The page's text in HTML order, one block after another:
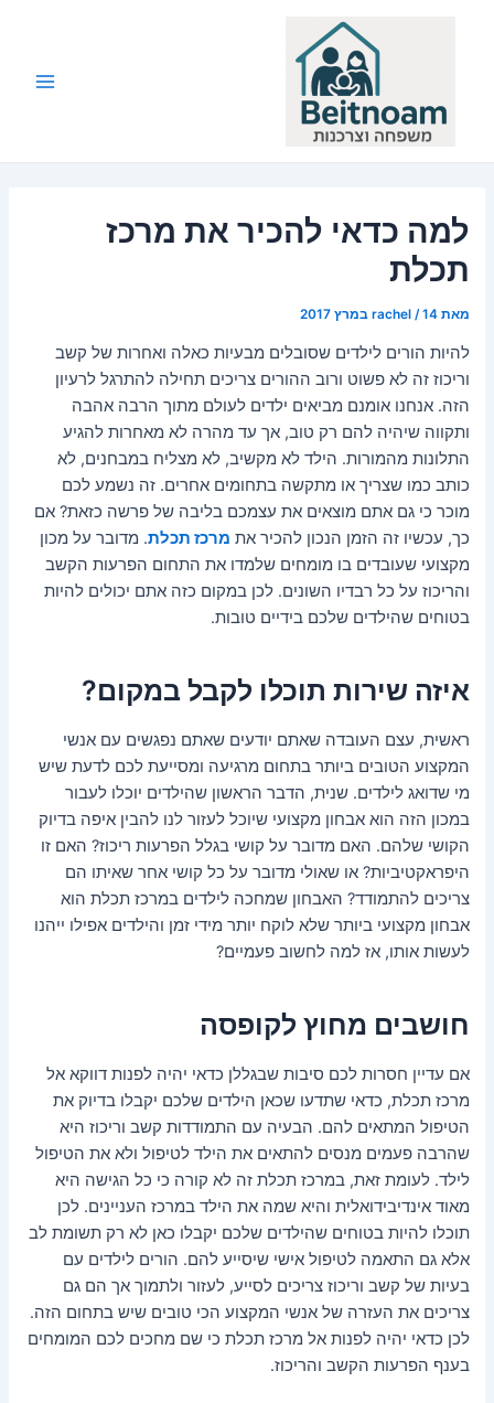
למה כדאי להכיר את מרכז
תכלת
מאת rachel /14 במרץ 2017
להיות הורים לילדים שסובלים מבעיות כאלה ואחרות של קשב
וריכוז זה לא פשוט ורוב ההורים צריכים תחילה להתרגל לרעיון
הזה. אנחנו אומנם מביאים ילדים לעולם מתוך הרבה אהבה
ותקווה שיהיה להם רק טוב, אך עד מהרה לא מאחרות להגיע
התלונות מהמורות. הילד לא מקשיב, לא מצליח במבחנים, לא
כותב כמו שצריך או מתקשה בתחומים אחרים. זה נשמע לכם
מוכר כי גם אתם מוצאים את עצמכם בליבה של פרשה כזאת? אם
כך, עכשיו זה הזמן הנכון להכיר את מרכז תכלת. מדובר על מכון
מקצועי שעובדים בו מומחים שלמדו את התחום הפרעות הקשב
והריכוז על כל רבדיו השונים. לכן במקום כזה אתם יכולים להיות
בטוחים שהילדים שלכם בידיים טובות.
איזה שירות תוכלו לקבל במקום?
ראשית, עצם העובדה שאתם יודעים שאתם נפגשים עם אנשי
המקצוע הטובים ביותר בתחום מרגיעה ומסייעת לכם לדעת שיש
מי שדואג לילדים. שנית, הדבר הראשון שהילדים יוכלו לעבור
במכון הזה הוא אבחון מקצועי שיוכל לעזור לנו להבין איפה בדיוק
הקושי שלהם. האם מדובר על קושי בגלל הפרעות ריכוז? האם זו
היפראקטיביות? או שאולי מדובר על כל קושי אחר שאיתו הם
צריכים להתמודד? האבחון שמחכה לילדים במרכז תכלת הוא
אבחון מקצועי ביותר שלא לוקח יותר מידי זמן והילדים אפילו ייהנו
לעשות אותו, אז למה לחשוב פעמיים?
חושבים מחוץ לקופסה
אם עדיין חסרות לכם סיבות שבגללן כדאי יהיה לפנות דווקא אל
מרכז תכלת, כדאי שתדעו שכאן הילדים שלכם יקבלו בדיוק את
הטיפול המתאים להם. הבעיה עם התמודדות קשב וריכוז היא
שהרבה פעמים מנסים להתאים את הילד לטיפול ולא את הטיפול
לילד. לעומת זאת, במרכז תכלת זה לא קורה כי כל הגישה היא
מאוד אינדיבידואלית והיא שמה את הילד במרכז העניינים. לכן
תוכלו להיות בטוחים שהילדים שלכם יקבלו כאן לא רק תשומת לב
אלא גם התאמה לטיפול אישי שיסייע להם. הורים לילדים עם
בעיות של קשב וריכוז צריכים לסייע, לעזור ולתמוך אך הם גם
צריכים את העזרה של אנשי המקצוע הכי טובים שיש בתחום הזה.
לכן כדאי יהיה לפנות אל מרכז תכלת כי שם מחכים לכם המומחים
בענף הפרעות הקשב והריכוז.